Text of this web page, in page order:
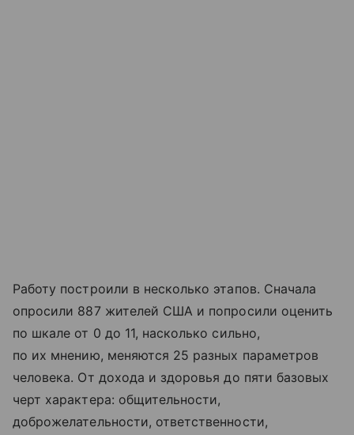
Работу построили в несколько этапов. Сначала
опросили 887 жителей США и попросили оценить
по шкале от 0 до 11, насколько сильно,
по их мнению, меняются 25 разных параметров
человека. От дохода и здоровья до пяти базовых
черт характера: общительности,
доброжелательности, ответственности,